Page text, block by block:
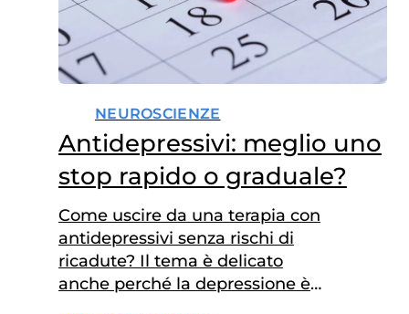
NEUROSCIENZE
Antidepressivi: meglio uno
stop rapido o graduale?
Come uscire da una terapia con
antidepressivi senza rischi di
ricadute? Il tema è delicato
anche perché la depressione è